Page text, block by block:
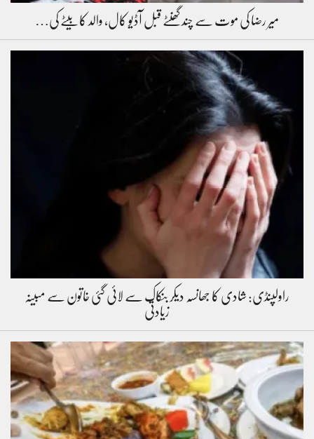
میر رضا کی موت سے چند گھنٹے قبل آڈیو کال، والد کا بیٹے کی…
راولپنڈی: شادی کا جھانسہ دیکر بنکاک سے لائی گئی خاتون سے مبینہ
زیادتی